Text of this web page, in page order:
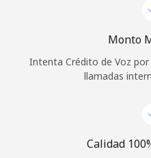
Monto
Intenta Crédito de Voz
llamadas
Calidad